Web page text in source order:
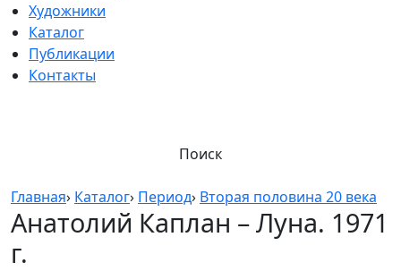
Художники
Каталог
Публикации
Контакты
Поиск
Главная› Каталог› Период› Вторая половина 20 века
Анатолий Каплан – Луна. 1971
г.